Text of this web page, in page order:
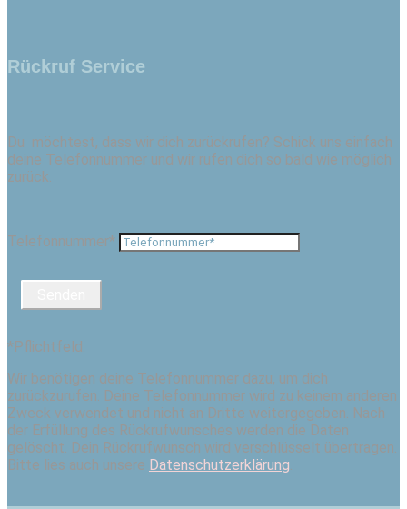
Rückruf Service
Du möchtest, dass wir dich zurückrufen? Schick uns einfach
deine Telefonnummer und wir rufen dich so bald wie möglich
zurück.
Telefonnummer*
*Pflichtfeld.
Wir benötigen deine Telefonnummer dazu, um dich
zurückzurufen. Deine Telefonnummer wird zu keinem anderen
Zweck verwendet und nicht an Dritte weitergegeben. Nach
der Erfüllung des Rückrufwunsches werden die Daten
gelöscht. Dein Rückrufwunsch wird verschlüsselt übertragen.
Bitte lies auch unsere Datenschutzerklärung.